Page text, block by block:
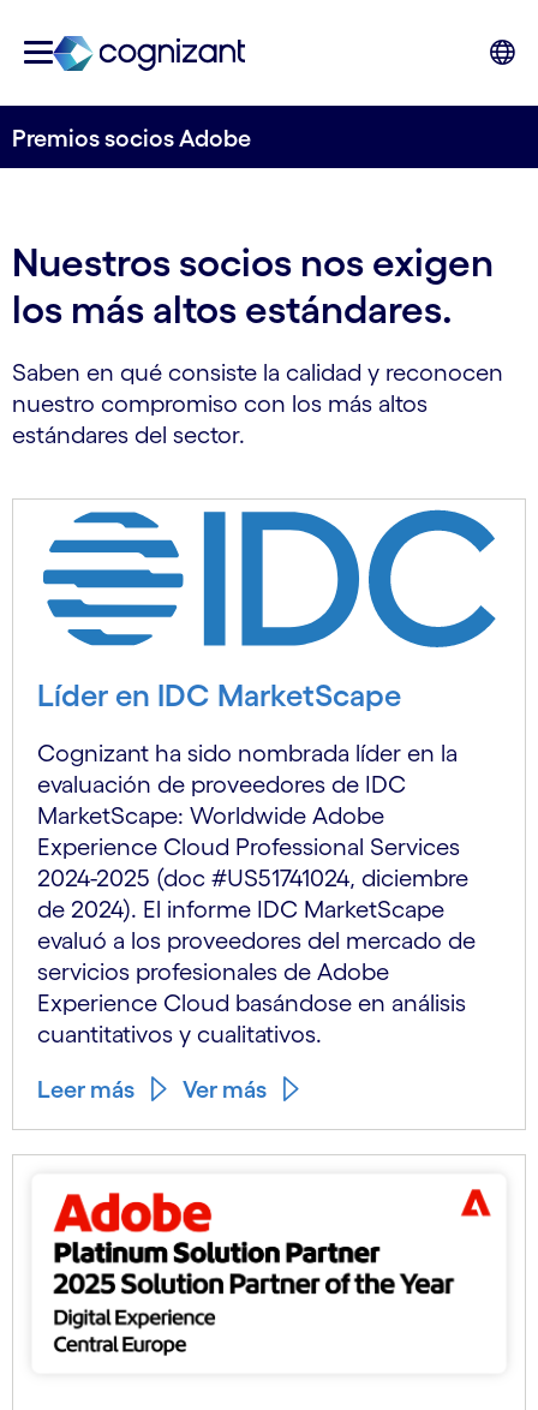
Premios socios Adobe
Nuestros socios nos exigen
los más altos estándares.
Saben en qué consiste la calidad y reconocen
nuestro compromiso con los más altos
estándares del sector.
Líder en IDC MarketScape
Cognizant ha sido nombrada líder en la
evaluación de proveedores de IDC
MarketScape: Worldwide Adobe
Experience Cloud Professional Services
2024-2025 (doc #US51741024, diciembre
de 2024). El informe IDC MarketScape
evaluó a los proveedores del mercado de
servicios profesionales de Adobe
Experience Cloud basándose en análisis
cuantitativos y cualitativos.
Leer más Ver más